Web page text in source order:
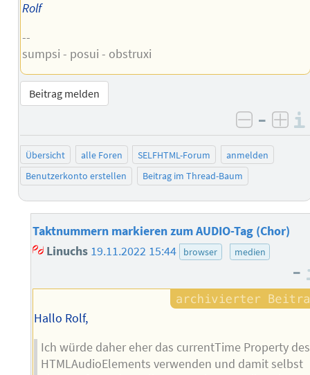
Rolf
--
sumpsi - posui - obstruxi
Beitrag melden
negativ
–
Übersicht alle Foren SELFHTML-Forum
anmelden
Benutzerkonto erstellen
Beitrag im Thread-Baum
Taktnummern markieren zum AUDIO-Tag (Chor)
Linuchs 19.11.2022 15:44 browser medien
–
Hallo Rolf,
Ich würde daher eher das currentTime Property des
HTMLAudioElements verwenden und damit selbst